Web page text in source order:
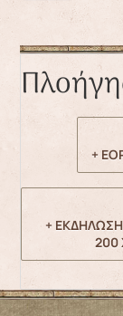
+
+
200